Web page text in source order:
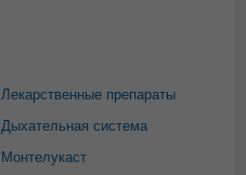
Лекарственные препараты
Дыхательная система
Монтелукаст